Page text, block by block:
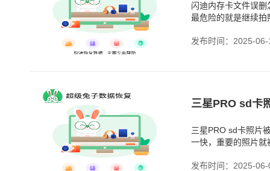
闪迪内存卡文件误
最危险的就是继续
发布时间：2025-06-
三星PRO sd卡
三星PRO sd卡照片
一快，重要的照片
发布时间：2025-06-